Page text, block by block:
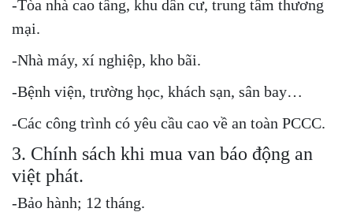
-Tòa nhà cao tầng, khu dân cư, trung tâm thương
mại.
-Nhà máy, xí nghiệp, kho bãi.
-Bệnh viện, trường học, khách sạn, sân bay…
-Các công trình có yêu cầu cao về an toàn PCCC.
3. Chính sách khi mua van báo động an
việt phát.
-Bảo hành; 12 tháng.